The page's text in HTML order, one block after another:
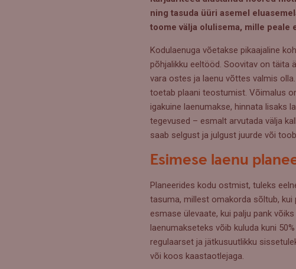
ning tasuda üüri asemel
toome välja olulisema, mille peale
Kodulaenuga võetakse pikaajaline
põhjalikku eeltööd. Soovitav on täita
vara ostes ja laenu võttes valmis
toetab plaani teostumist. Võimalus
igakuine laenumakse, hinnata lisaks
tegevused – esmalt arvutada välja
saab selgust ja julgust juurde või
Esimese laenu
Planeerides kodu ostmist, tuleks
tasuma, millest omakorda sõltub, kui
esmase ülevaate, kui palju pank
laenumakseteks võib kuluda kuni
regulaarset ja jätkusuutlikku
või koos kaastaotlejaga.